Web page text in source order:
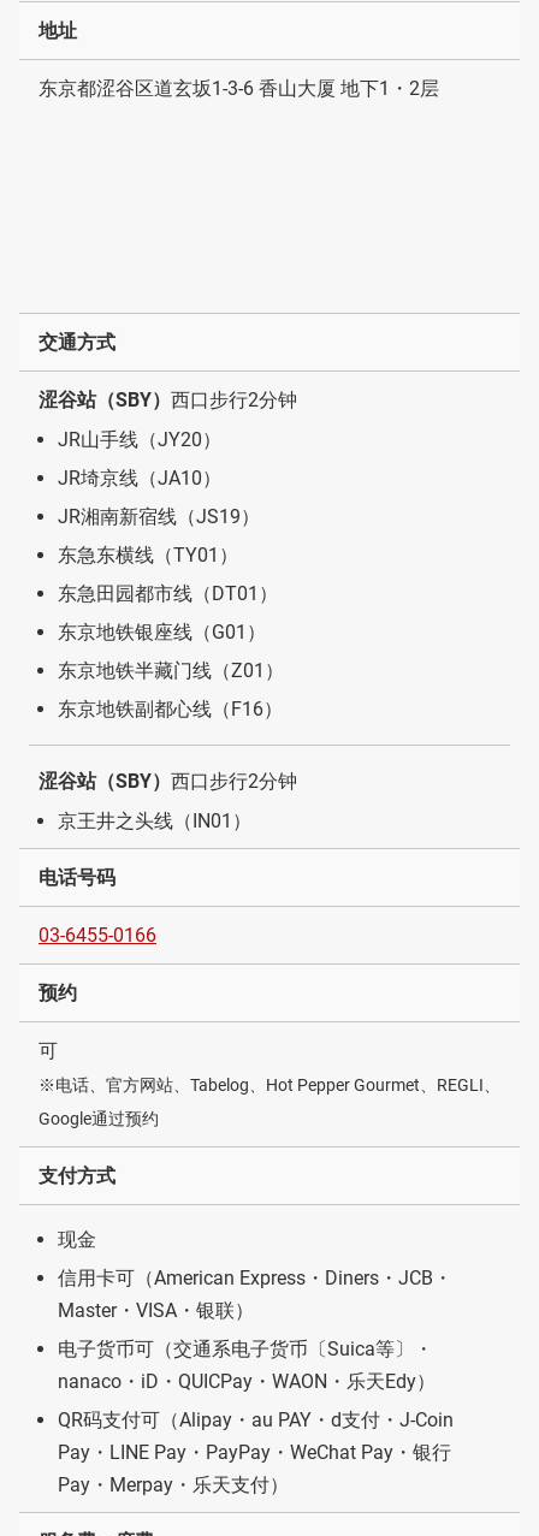
地址
东京都涩谷区道玄坂1-3-6 香山大厦 地下1・2层
交通方式
涩谷站（SBY） 西口步行2分钟
JR山手线（JY20）
JR埼京线（JA10）
JR湘南新宿线（JS19）
东急东横线（TY01）
东急田园都市线（DT01）
东京地铁银座线（G01）
东京地铁半藏门线（Z01）
东京地铁副都心线（F16）
涩谷站（SBY） 西口步行2分钟
京王井之头线（IN01）
电话号码
03-6455-0166
预约
可
※电话、官方网站、Tabelog、Hot Pepper Gourmet、REGLI、
Google通过预约
支付方式
现金
信用卡可（American Express・Diners・JCB・
Master・VISA・银联）
电子货币可（交通系电子货币〔Suica等〕・
nanaco・iD・QUICPay・WAON・乐天Edy）
QR码支付可（Alipay・au PAY・d支付・J-Coin
Pay・LINE Pay・PayPay・WeChat Pay・银行
Pay・Merpay・乐天支付）